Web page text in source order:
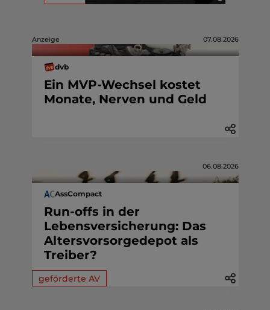
Anzeige 07.08.2026
dvb
Ein MVP-Wechsel kostet
Monate, Nerven und Geld
06.08.2026
AssCompact
Run-offs in der
Lebensversicherung: Das
Altersvorsorgedepot als
Treiber?
geförderte AV